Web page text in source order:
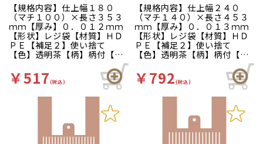
【規格内容】仕上幅１８０
（マチ１００）×長さ３５３
ｍｍ【厚み】０．０１２ｍｍ
【形状】レジ袋【材質】ＨＤ
ＰＥ【補足２】使い捨て
【色】透明茶【柄】柄付【キ
袋、レジ袋、手提げポリ袋、
英字柄、洋菓子店向け、パン
屋さん向け、ベーカリー、雑
品特徴】使いやすいデザイン
￥517(税込)
【規格内容】仕上幅２４０
（マチ１４０）×長さ４５３
ｍｍ【厚み】０．０１３ｍｍ
【形状】レジ袋【材質】ＨＤ
ＰＥ【補足２】使い捨て
【色】透明茶【柄】柄付【キ
袋、レジ袋、手提げポリ袋、
英字柄、洋菓子店向け、パン
屋さん向け、ベーカリー、雑
品特徴】使いやすいデザイン
のレジ袋です。
￥792(税込)